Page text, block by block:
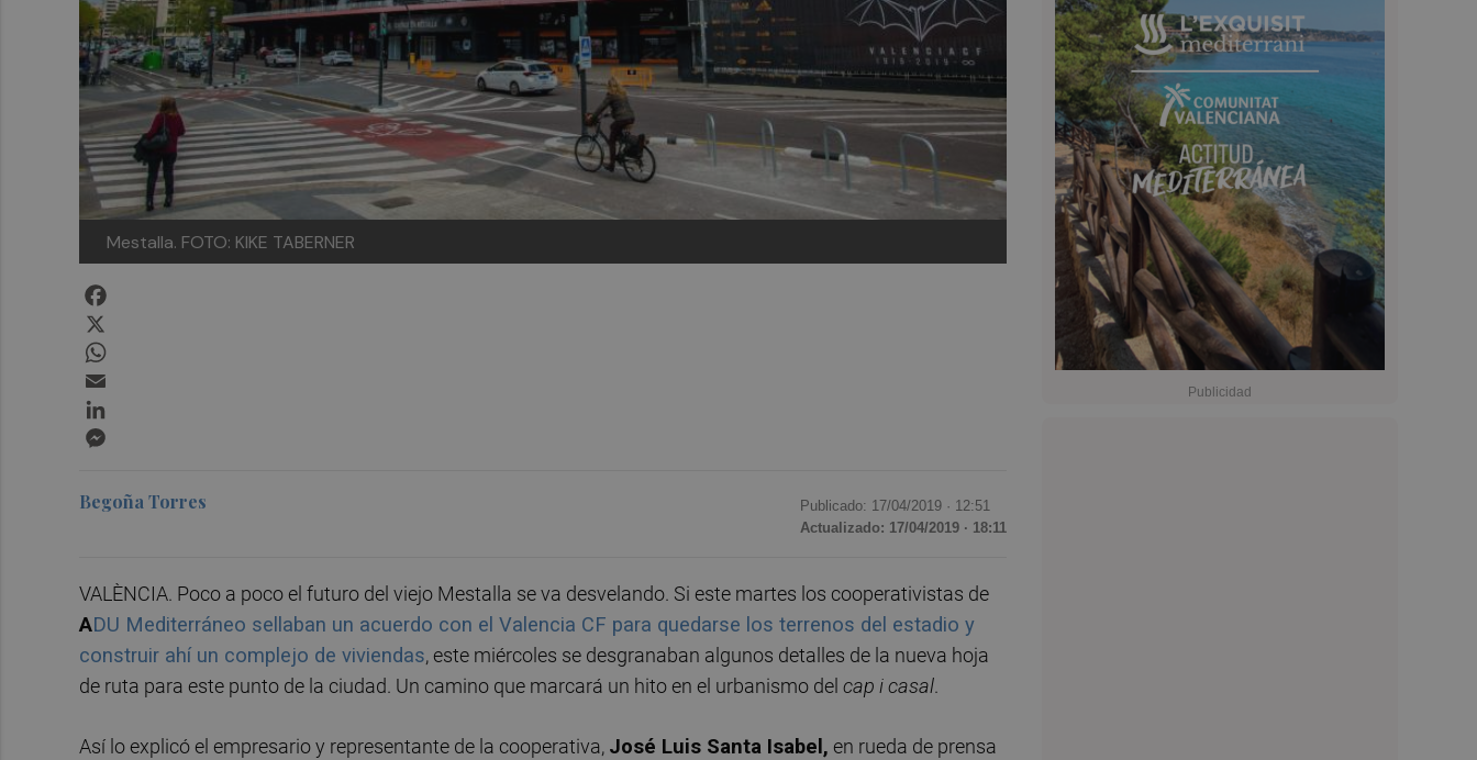
Mestalla. FOTO: KIKE TABERNER
Begoña Torres Publicado: 17/04/2019 · 12:51
Actualizado: 17/04/2019 · 18:11
VALÈNCIA. Poco a poco el futuro del viejo Mestalla se va desvelando. Si este martes los cooperativistas de
ADU Mediterráneo sellaban un acuerdo con el Valencia CF para quedarse los terrenos del estadio y
construir ahí un complejo de viviendas, este miércoles se desgranaban algunos detalles de la nueva hoja
de ruta para este punto de la ciudad. Un camino que marcará un hito en el urbanismo del cap i casal.
Así lo explicó el empresario y representante de la cooperativa, José Luis Santa Isabel, en rueda de prensa